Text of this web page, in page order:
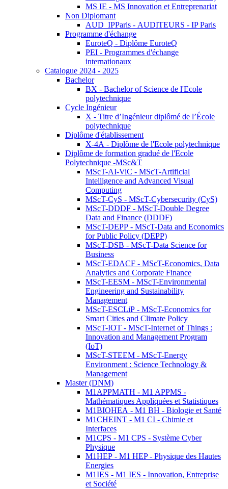
MS IE - MS Innovation et Entreprenariat
Non Diplomant
AUD_IPParis - AUDITEURS - IP Paris
Programme d'échange
EuroteQ - Diplôme EuroteQ
PEI - Programmes d'échange
internationaux
Catalogue 2024 - 2025
Bachelor
BX - Bachelor of Science de l'Ecole
polytechnique
Cycle Ingénieur
X - Titre d’Ingénieur diplômé de l’École
polytechnique
Diplôme d'établissement
X-4A - Diplôme de l'Ecole polytechnique
Diplôme de formation gradué de l'Ecole
Polytechnique -MSc&T
MScT-AI-ViC - MScT-Artificial
Intelligence and Advanced Visual
Computing
MScT-CyS - MScT-Cybersecurity (CyS)
MScT-DDDF - MScT-Double Degree
Data and Finance (DDDF)
MScT-DEPP - MScT-Data and Economics
for Public Policy (DEPP)
MScT-DSB - MScT-Data Science for
Business
MScT-EDACF - MScT-Economics, Data
Analytics and Corporate Finance
MScT-EESM - MScT-Environmental
Engineering and Sustainability
Management
MScT-ESCLiP - MScT-Economics for
Smart Cities and Climate Policy
MScT-IOT - MScT-Internet of Things :
Innovation and Management Program
(IoT)
MScT-STEEM - MScT-Energy
Environment : Science Technology &
Management
Master (DNM)
M1APPMATH - M1 APPMS -
Mathématiques Appliquées et Statistiques
M1BIOHEA - M1 BH - Biologie et Santé
M1CHEINT - M1 CI - Chimie et
Interfaces
M1CPS - M1 CPS - Système Cyber
Physique
M1HEP - M1 HEP - Physique des Hautes
Energies
M1IES - M1 IES - Innovation, Entreprise
et Société